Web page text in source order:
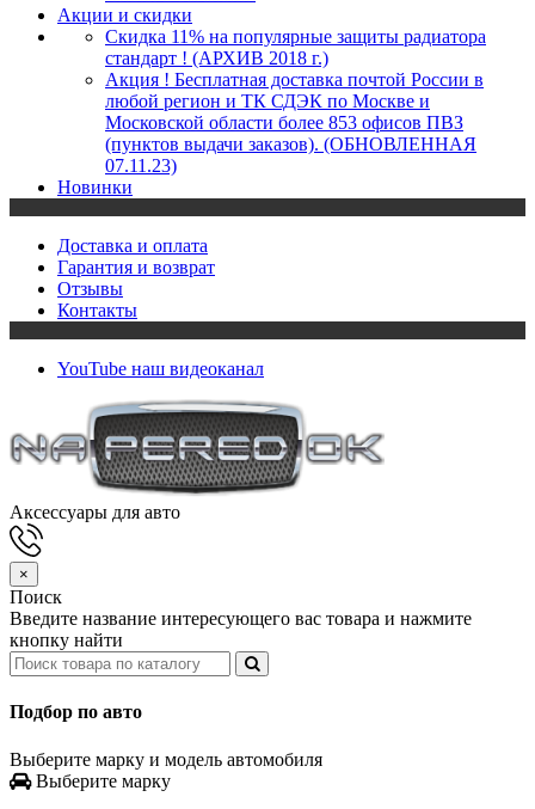
Акции и скидки
Скидка 11% на популярные защиты радиатора
стандарт ! (АРХИВ 2018 г.)
Акция ! Бесплатная доставка почтой России в
любой регион и ТК СДЭК по Москве и
Московской области более 853 офисов ПВЗ
(пунктов выдачи заказов). (ОБНОВЛЕННАЯ
07.11.23)
Новинки
Доставка и оплата
Гарантия и возврат
Отзывы
Контакты
YouTube наш видеоканал
Аксессуары для авто
×
Поиск
Введите название интересующего вас товара и нажмите
кнопку найти
Подбор по авто
Выберите марку и модель автомобиля
Выберите марку